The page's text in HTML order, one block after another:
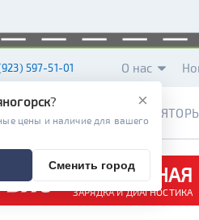
597-51-01 О нас
БЕСПЛАТНАЯ
ЗАРЯДКА И ДИАГНОСТИКА
×
?
цены и наличие для вашего
Сменить город